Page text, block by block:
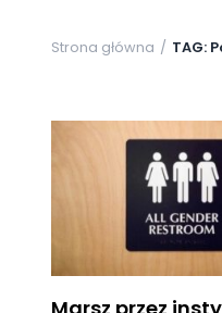
Strona główna TAG: